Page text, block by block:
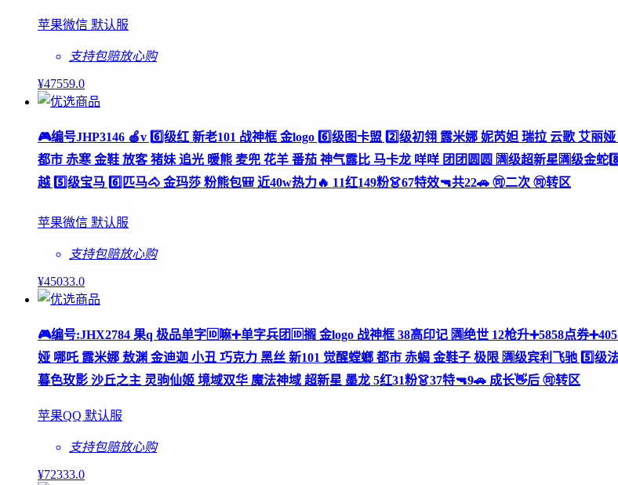
苹果微信 默认服
支持包赔放心购
¥47559.0
🎮编号JHP3146 🍎v 6️⃣级红 新老101 战神框 金logo 6️⃣级图卡盟 2️⃣级初翎 露米娜 妮芮妲 瑞拉 云歌 艾丽
都市 赤寒 金鞋 放客 猪妹 追光 暖熊 麦兜 花羊 番茄 神气露比 马卡龙 咩咩 团团圆圆 🈵级超新星🈵级金
越 5️⃣级宝马 6️⃣匹马🐴 金玛莎 粉熊包🎒 近40w热力🔥 11红149粉👗67特效🔫共22🚗 🉑二次 🉑转区
苹果微信 默认服
支持包赔放心购
¥45033.0
🎮编号:JHX2784 果q 极品单字🆔嘛➕单字兵团🆔搁 金logo 战神框 38高印记 🈵绝世 12枪升➕5858点券
娅 哪吒 露米娜 敖渊 金迪迦 小丑 巧克力 黑丝 新101 觉醒螳螂 都市 赤蝎 金鞋子 极限 🈵级宾利飞驰 5️⃣
暮色玫影 沙丘之主 灵驹仙姬 境域双华 魔法神域 超新星 墨龙 5红31粉👗37特🔫9🚗 成长👋后 🉑转区
苹果QQ 默认服
支持包赔放心购
¥72333.0